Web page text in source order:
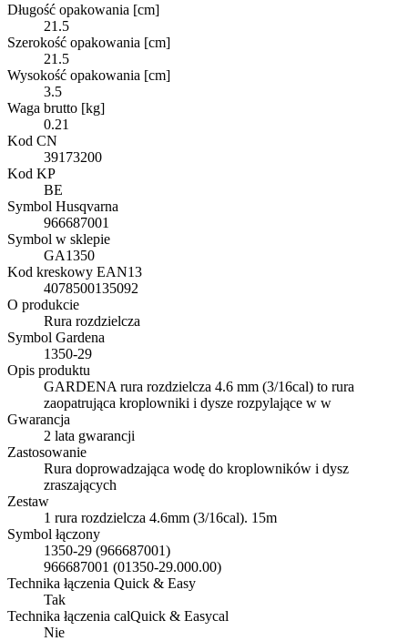
Długość opakowania [cm]
21.5
Szerokość opakowania [cm]
21.5
Wysokość opakowania [cm]
3.5
Waga brutto [kg]
0.21
Kod CN
39173200
Kod KP
BE
Symbol Husqvarna
966687001
Symbol w sklepie
GA1350
Kod kreskowy EAN13
4078500135092
O produkcie
Rura rozdzielcza
Symbol Gardena
1350-29
Opis produktu
GARDENA rura rozdzielcza 4.6 mm (3/16cal) to rura
zaopatrująca kroplowniki i dysze rozpylające w w
Gwarancja
2 lata gwarancji
Zastosowanie
Rura doprowadzająca wodę do kroplowników i dysz
zraszających
Zestaw
1 rura rozdzielcza 4.6mm (3/16cal). 15m
Symbol łączony
1350-29 (966687001)
966687001 (01350-29.000.00)
Technika łączenia Quick & Easy
Tak
Technika łączenia calQuick & Easycal
Nie